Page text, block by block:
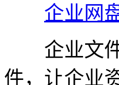
企业网
企业文件
件，让企业